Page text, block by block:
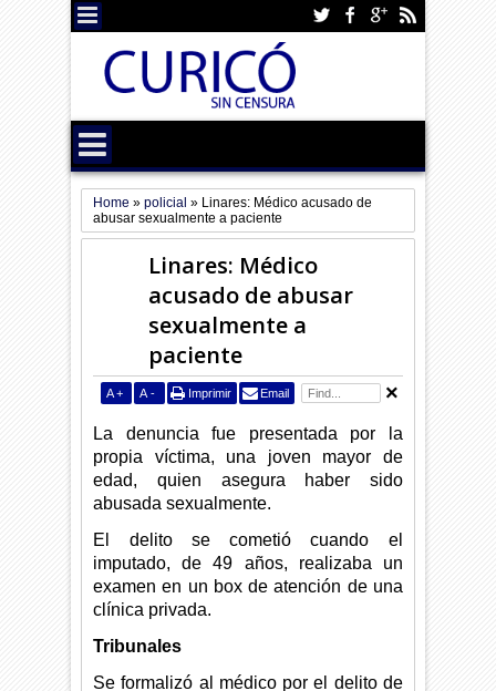
Home »policial » Linares: Médico acusado de
abusar sexualmente a paciente
Linares: Médico
acusado de abusar
sexualmente a
paciente
A + A - Imprimir Email
La denuncia fue presentada por la
propia víctima, una joven mayor de
edad, quien asegura haber sido
abusada sexualmente.
El delito se cometió cuando el
imputado, de 49 años, realizaba un
examen en un box de atención de una
clínica privada.
Tribunales
Se formalizó al médico por el delito de